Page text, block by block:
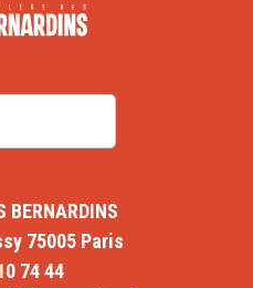
BERNARDINS
75005 Paris
74 44